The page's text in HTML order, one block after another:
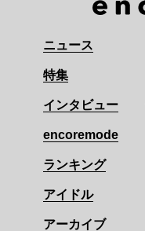
ニュース
特集
インタビュー
encoremode
ランキング
アイドル
アーカイブ